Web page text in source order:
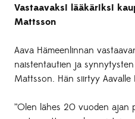
Vastaavaksi lääkäriksi
Mattsson
Aava Hämeenlinnan
naistentautien ja
Mattsson. Hän siirtyy Aavalle
”Olen lähes 20 vuoden ajan